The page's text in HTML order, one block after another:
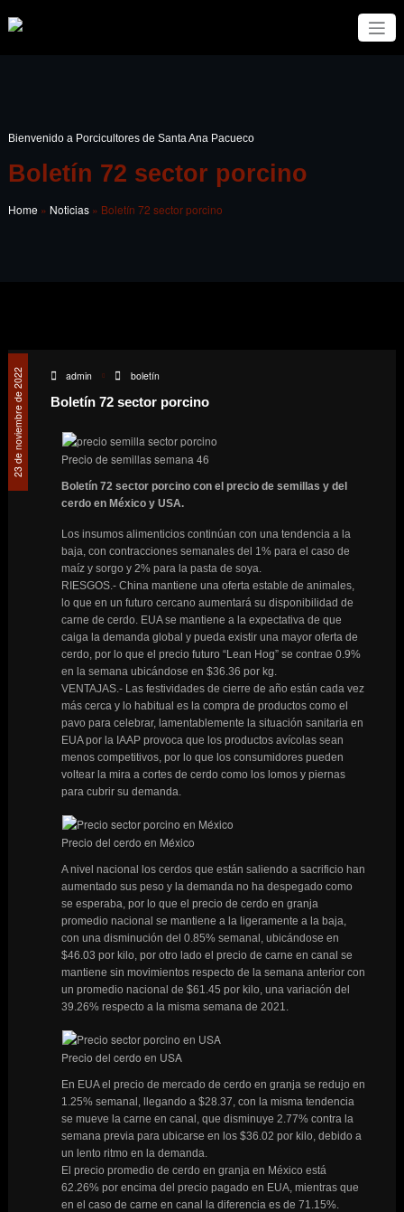
Bienvenido a Porcicultores de Santa Ana Pacueco
Boletín 72 sector porcino
Home » Noticias » Boletín 72 sector porcino
23 de noviembre de 2022 admin boletín
Boletín 72 sector porcino
Precio de semillas semana 46
Boletín 72 sector porcino con el precio de semillas y del
cerdo en México y USA.
Los insumos alimenticios continúan con una tendencia a la
baja, con contracciones semanales del 1% para el caso de
maíz y sorgo y 2% para la pasta de soya.
RIESGOS.- China mantiene una oferta estable de animales,
lo que en un futuro cercano aumentará su disponibilidad de
carne de cerdo. EUA se mantiene a la expectativa de que
caiga la demanda global y pueda existir una mayor oferta de
cerdo, por lo que el precio futuro “Lean Hog” se contrae 0.9%
en la semana ubicándose en $36.36 por kg.
VENTAJAS.- Las festividades de cierre de año están cada vez
más cerca y lo habitual es la compra de productos como el
pavo para celebrar, lamentablemente la situación sanitaria en
EUA por la IAAP provoca que los productos avícolas sean
menos competitivos, por lo que los consumidores pueden
voltear la mira a cortes de cerdo como los lomos y piernas
para cubrir su demanda.
Precio del cerdo en México
A nivel nacional los cerdos que están saliendo a sacrificio han
aumentado sus peso y la demanda no ha despegado como
se esperaba, por lo que el precio de cerdo en granja
promedio nacional se mantiene a la ligeramente a la baja,
con una disminución del 0.85% semanal, ubicándose en
$46.03 por kilo, por otro lado el precio de carne en canal se
mantiene sin movimientos respecto de la semana anterior con
un promedio nacional de $61.45 por kilo, una variación del
39.26% respecto a la misma semana de 2021.
Precio del cerdo en USA
En EUA el precio de mercado de cerdo en granja se redujo en
1.25% semanal, llegando a $28.37, con la misma tendencia
se mueve la carne en canal, que disminuye 2.77% contra la
semana previa para ubicarse en los $36.02 por kilo, debido a
un lento ritmo en la demanda.
El precio promedio de cerdo en granja en México está
62.26% por encima del precio pagado en EUA, mientras que
en el caso de carne en canal la diferencia es de 71.15%.